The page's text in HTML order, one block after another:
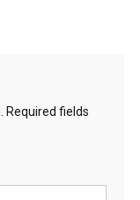
Required fields